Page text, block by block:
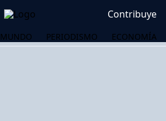
Contribuye
MUNDO PERIODISMO ECONOMÍA